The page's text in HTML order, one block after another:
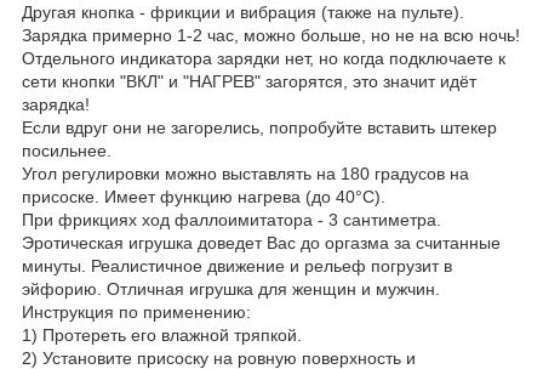
Другая кнопка - фрикции и вибрация (также на пульте).
Зарядка примерно 1-2 час, можно больше, но не на всю ночь!
Отдельного индикатора зарядки нет, но когда подключаете к
сети кнопки "ВКЛ" и "НАГРЕВ" загорятся, это значит идёт
зарядка!
Если вдруг они не загорелись, попробуйте вставить штекер
посильнее.
Угол регулировки можно выставлять на 180 градусов на
присоске. Имеет функцию нагрева (до 40°С).
При фрикциях ход фаллоимитатора - 3 сантиметра.
Эротическая игрушка доведет Вас до оргазма за считанные
минуты. Реалистичное движение и рельеф погрузит в
эйфорию. Отличная игрушка для женщин и мужчин.
Инструкция по применению:
1) Протереть его влажной тряпкой.
2) Установите присоску на ровную поверхность и